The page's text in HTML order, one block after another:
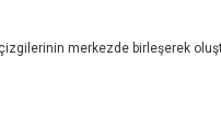
merkezde birleşerek